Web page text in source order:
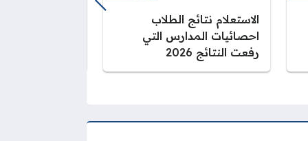
الاستعلام نتائج الطلاب
احصائيات المدارس التي
رفعت النتائج 2026